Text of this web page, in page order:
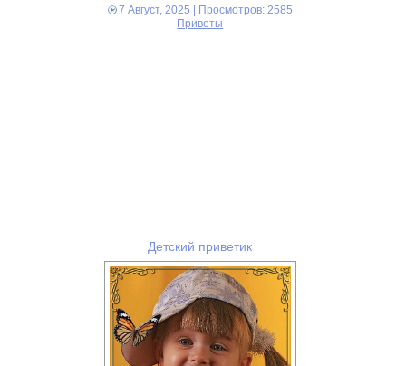
7 Август, 2025 | Просмотров: 2585
Приветы
Детский приветик